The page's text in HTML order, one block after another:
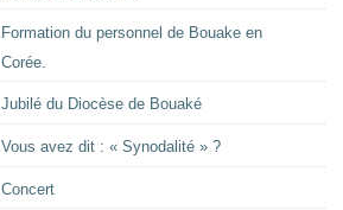
Formation du personnel de Bouake en
Corée.
Jubilé du Diocèse de Bouaké
Vous avez dit : « Synodalité » ?
Concert